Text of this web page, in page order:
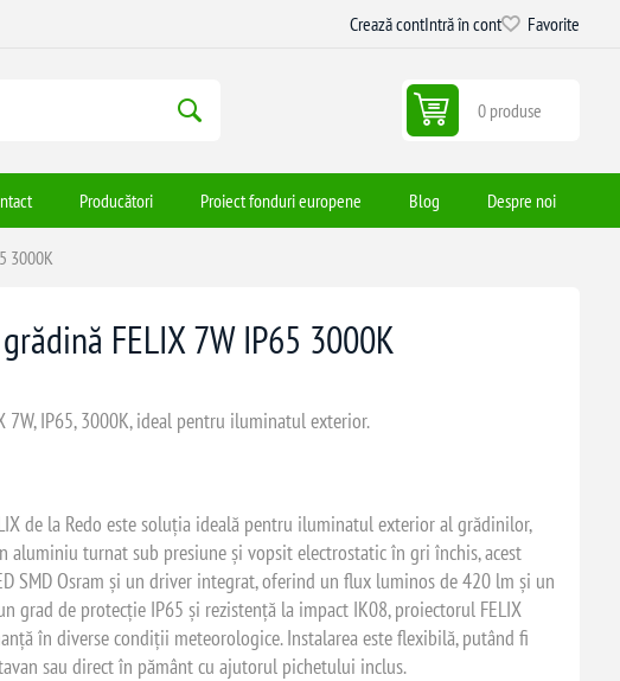
Crează contIntră în cont Favorite
0 produse
Producători Proiect fonduri europene Blog Despre noi
3000K
FELIX 7W IP65 3000K
7W, IP65, 3000K, ideal pentru iluminatul exterior.
de la Redo este soluția ideală pentru iluminatul exterior al grădinilor,
aluminiu turnat sub presiune și vopsit electrostatic în gri închis, acest
SMD Osram și un driver integrat, oferind un flux luminos de 420 lm și un
grad de protecție IP65 și rezistență la impact IK08, proiectorul FELIX
în diverse condiții meteorologice. Instalarea este flexibilă, putând fi
sau direct în pământ cu ajutorul pichetului inclus.